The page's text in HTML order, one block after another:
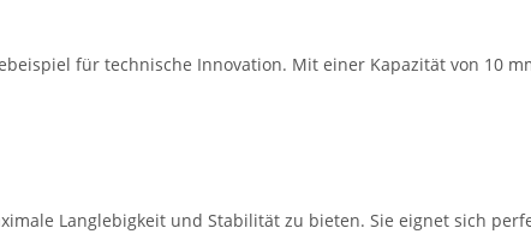
für technische Innovation. Mit einer Kapazität von 10
Langlebigkeit und Stabilität zu bieten. Sie eignet sich